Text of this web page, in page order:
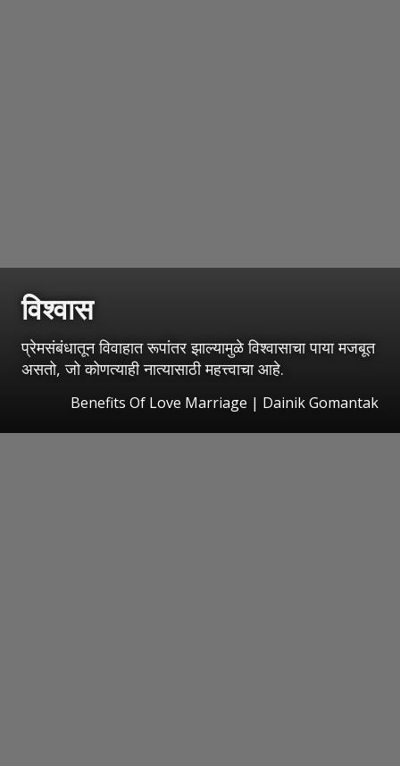
विश्वास
प्रेमसंबंधातून विवाहात रूपांतर झाल्यामुळे विश्वासाचा पाया मजबूत
असतो, जो कोणत्याही नात्यासाठी महत्त्वाचा आहे.
Benefits Of Love Marriage | Dainik Gomantak